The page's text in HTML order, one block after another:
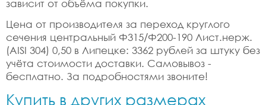
зависит от объёма покупки.
Цена от производителя за переход круглого
сечения центральный Ф315/Ф200-190 Лист.нерж.
(AISI 304) 0,50 в Липецке: 3362 рублей за штуку без
учёта стоимости доставки. Самовывоз -
бесплатно. За подробностями звоните!
Купить в других размерах